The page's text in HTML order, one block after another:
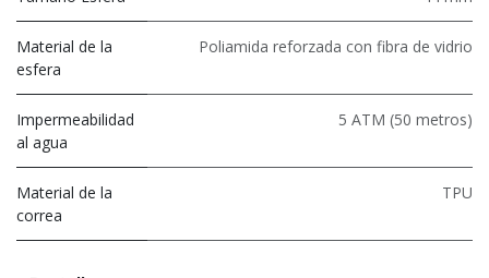
Material de la
esfera
Poliamida reforzada con fibra de vidrio
Impermeabilidad
al agua
5 ATM (50 metros)
Material de la
correa
TPU